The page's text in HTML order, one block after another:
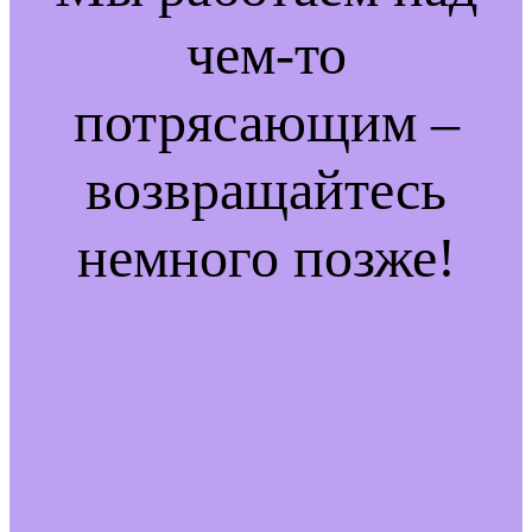
чем-то
потрясающим –
возвращайтесь
немного позже!